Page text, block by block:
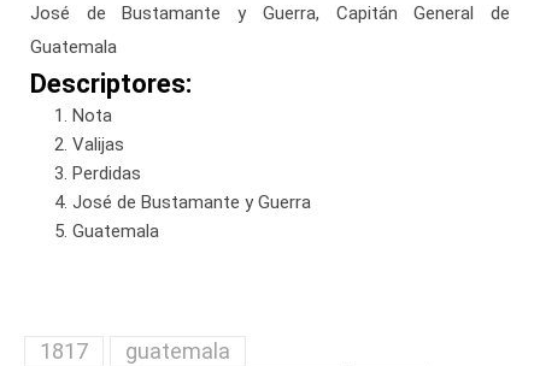
José de Bustamante y Guerra, Capitán General de
Guatemala
Descriptores:
Nota
Valijas
Perdidas
José de Bustamante y Guerra
Guatemala
1817
guatemala